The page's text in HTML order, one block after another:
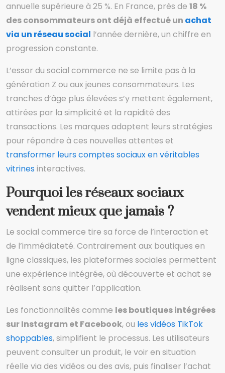
annuelle supérieure à 25 %. En France, près de 18 %
des consommateurs ont déjà effectué un achat
via un réseau social l’année dernière, un chiffre en
progression constante.
L’essor du social commerce ne se limite pas à la
génération Z ou aux jeunes consommateurs. Les
tranches d’âge plus élevées s’y mettent également,
attirées par la simplicité et la rapidité des
transactions. Les marques adaptent leurs stratégies
pour répondre à ces nouvelles attentes et
transformer leurs comptes sociaux en véritables
vitrinesinteractives.
Pourquoi les réseaux sociaux
vendent mieux que jamais ?
Le social commerce tire sa force de l’interaction et
de l’immédiateté. Contrairement aux boutiques en
ligne classiques, les plateformes sociales permettent
une expérience intégrée, où découverte et achat se
réalisent sans quitter l’application.
Les fonctionnalités comme les boutiques intégrées
sur Instagram et Facebook, ou les vidéos TikTok
shoppables, simplifient le processus. Les utilisateurs
peuvent consulter un produit, le voir en situation
réelle via des vidéos ou des avis, puis finaliser l’achat